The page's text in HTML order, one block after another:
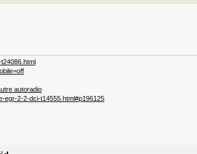
autoradio
egr-2-2-dci-t14555.html#p196125